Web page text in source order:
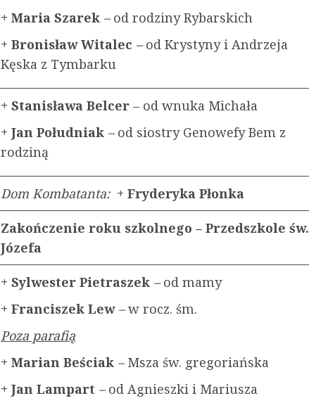
+ Maria Szarek –od rodziny Rybarskich
+ Bronisław Witalec –od Krystyny i Andrzeja
Kęska z Tymbarku
+ Stanisława Belcer – od wnuka Michała
+ Jan Południak –od siostry Genowefy Bem z
rodziną
Dom Kombatanta: + Fryderyka Płonka
Zakończenie roku szkolnego – Przedszkole św.
Józefa
+ Sylwester Pietraszek –od mamy
+ Franciszek Lew –w rocz. śm.
Poza parafią
+ Marian Beściak –Msza św. gregoriańska
+ Jan Lampart –od Agnieszki i Mariusza